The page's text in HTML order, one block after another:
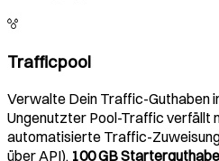
Trafficpool
Verwalte Dein Traffic-Guthaben
Ungenutzter Pool-Traffic verfällt
automatisierte Traffic-
über API). 100 GB